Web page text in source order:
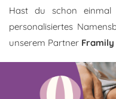
Hast du schon
personalisiertes
unserem Partner Framily